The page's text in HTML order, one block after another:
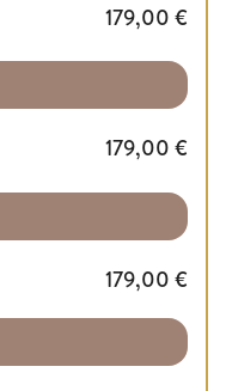
179,00 €
179,00 €
179,00 €